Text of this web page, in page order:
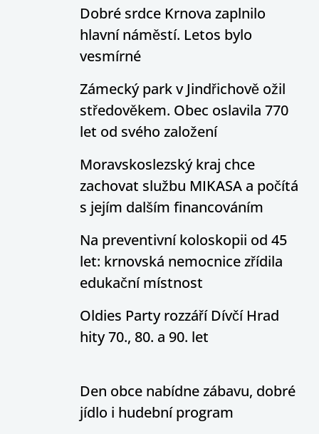
Dobré srdce Krnova zaplnilo
hlavní náměstí. Letos bylo
vesmírné
Zámecký park v Jindřichově ožil
středověkem. Obec oslavila 770
let od svého založení
Moravskoslezský kraj chce
zachovat službu MIKASA a počítá
s jejím dalším financováním
Na preventivní koloskopii od 45
let: krnovská nemocnice zřídila
edukační místnost
Oldies Party rozzáří Dívčí Hrad
hity 70., 80. a 90. let
Den obce nabídne zábavu, dobré
jídlo i hudební program